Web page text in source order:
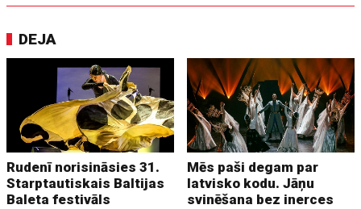
DEJA
Rudenī norisināsies 31.
Starptautiskais Baltijas
Baleta festivāls
Mēs paši degam par
latvisko kodu. Jāņu
svinēšana bez inerces